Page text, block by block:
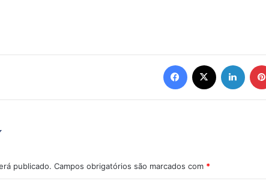
publicado. Campos obrigatórios são marcados com *